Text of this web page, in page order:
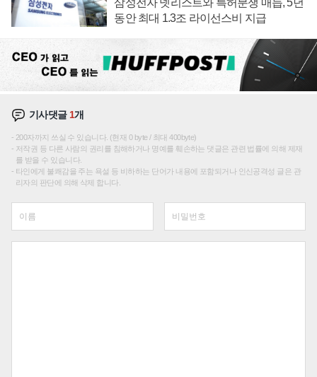
동안 최대 1.3조 라이선스비 지급
기사댓글1개
200자까지 쓰실 수 있습니다. (현재 0 byte / 최대 400byte)
저작권 등 다른 사람의 권리를 침해하거나 명예를 훼손하는 댓글은 관련 법률에 의해 제재
를 받을 수 있습니다.
타인에게 불쾌감을 주는 욕설 등 비하하는 단어가 내용에 포함되거나 인신공격성 글은 관
리자의 판단에 의해 삭제 합니다.